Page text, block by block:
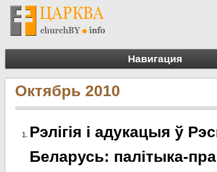
Навигация
Октябрь 2010
Рэлігія і адукацыя ў
Беларусь: палітыка-